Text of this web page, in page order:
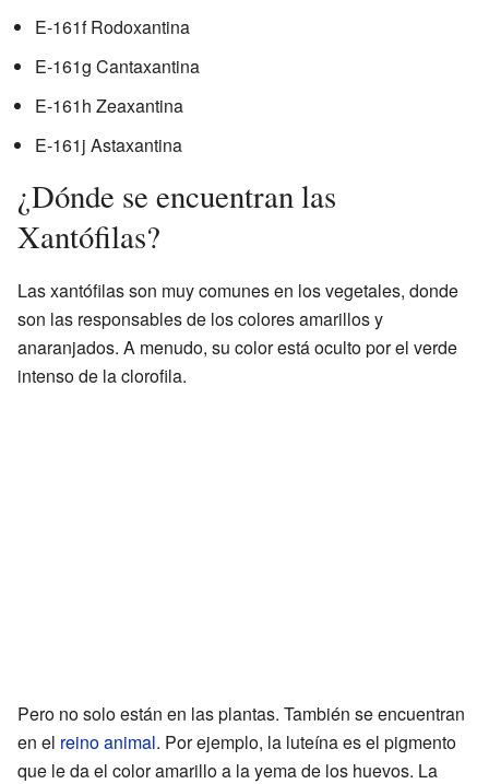
E-161f Rodoxantina
E-161g Cantaxantina
E-161h Zeaxantina
E-161j Astaxantina
¿Dónde se encuentran las
Xantófilas?
Las xantófilas son muy comunes en los vegetales, donde
son las responsables de los colores amarillos y
anaranjados. A menudo, su color está oculto por el verde
intenso de la clorofila.
Pero no solo están en las plantas. También se encuentran
en el reino animal. Por ejemplo, la luteína es el pigmento
que le da el color amarillo a la yema de los huevos. La